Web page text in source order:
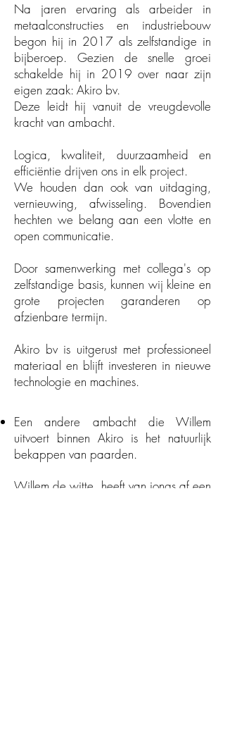
Na jaren ervaring als arbeider in
metaalconstructies en industriebouw
begon hij in 2017 als zelfstandige in
bijberoep. Gezien de snelle groei
schakelde hij in 2019 over naar zijn
eigen zaak: Akiro bv.
Deze leidt hij vanuit de vreugdevolle
kracht van ambacht.
Logica, kwaliteit, duurzaamheid en
efficiëntie drijven ons in elk project.
We houden dan ook van uitdaging,
vernieuwing, afwisseling. Bovendien
hechten we belang aan een vlotte en
open communicatie.
Door samenwerking met collega's op
zelfstandige basis, kunnen wij kleine en
grote projecten garanderen op
afzienbare termijn.
Akiro bv is uitgerust met professioneel
materiaal en blijft investeren in nieuwe
technologie en machines.
Een andere ambacht die Willem
uitvoert binnen Akiro is het natuurlijk
bekappen van paarden.
Willem de witte heeft van jongs af een